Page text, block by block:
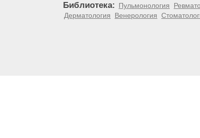
Библиотека: Пульмонология
Дерматология
Венерология